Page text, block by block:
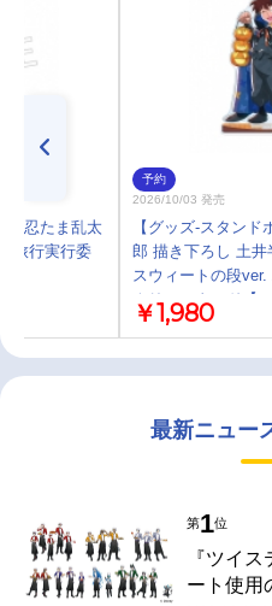
】忍たま乱太
旅行実行委
予約
2026/10/03 発売
【グッズ-スタン
郎 描き下ろし 土
スウィートの段
クリルスタンド【
売】
￥1,980
最新ニュー
第1位
『ツイ
ート使用